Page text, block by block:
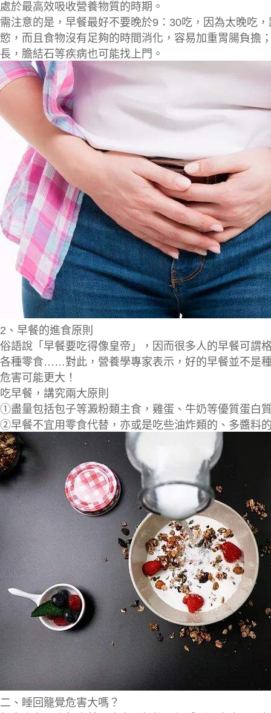
處於最高效吸收營養物質的時期 。
需注意的是，早餐最好不要晚於9：30吃，因為太晚吃
慾 ，而且食物沒有足夠的時間消化，容易加重胃腸負擔
長， 膽結石等疾病也可能找上門。
2、 早餐的進食原則
俗語說「早餐要吃得像皇帝」，因而很多人的早餐可謂
各種零食……對此，營養學專家表示，好的早餐並不是
危害可能更大！
吃早餐，講究兩大原則
①盡量包括包子等澱粉類主食 ，雞蛋、牛奶等優質蛋白
②早餐不宜用零食代替 ，亦或是吃些油炸類的、多醬料
二、睡回籠覺危害大嗎？